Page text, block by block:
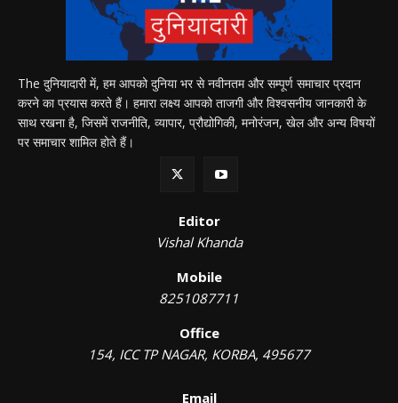
The दुनियादारी में, हम आपको दुनिया भर से नवीनतम और सम्पूर्ण समाचार प्रदान
करने का प्रयास करते हैं। हमारा लक्ष्य आपको ताजगी और विश्वसनीय जानकारी के
साथ रखना है, जिसमें राजनीति, व्यापार, प्रौद्योगिकी, मनोरंजन, खेल और अन्य विषयों
पर समाचार शामिल होते हैं।
Editor
Vishal Khanda
Mobile
8251087711
Office
154, ICC TP NAGAR, KORBA, 495677
Email